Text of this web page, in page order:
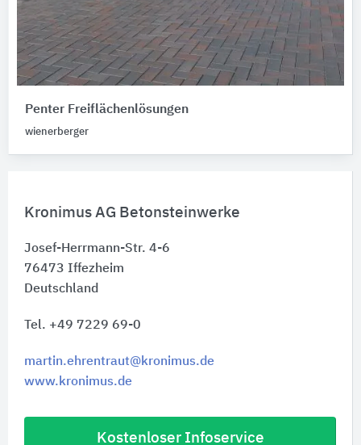
Kronimus AG Betonsteinwerke
Josef-Herrmann-Str. 4-6
76473 Iffezheim
Deutschland
Tel. +49 7229 69-0
martin.ehrentraut@kronimus.de
www.kronimus.de
Kostenloser Infoservice
Penter Freiflächenlösungen
wienerberger